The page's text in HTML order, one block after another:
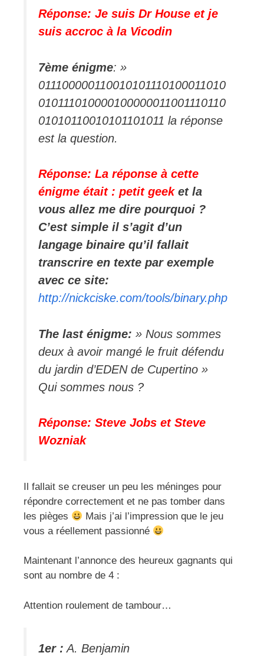
Réponse: Je suis Dr House et je
suis accroc à la Vicodin
7ème énigme: »
011100000110010101110100011010
010111010000100000011001110110
01010110010101101011 la réponse
est la question.
Réponse: La réponse à cette
énigme était : petit geek et la
vous allez me dire pourquoi ?
C’est simple il s’agit d’un
langage binaire qu’il fallait
transcrire en texte par exemple
avec ce site:
http://nickciske.com/tools/binary.php
The last énigme: » Nous sommes
deux à avoir mangé le fruit défendu
du jardin d’EDEN de Cupertino »
Qui sommes nous ?
Réponse: Steve Jobs et Steve
Wozniak
Il fallait se creuser un peu les méninges pour
répondre correctement et ne pas tomber dans
les pièges
Mais j’ai l’impression que le jeu
vous a réellement passionné
Maintenant l’annonce des heureux gagnants qui
sont au nombre de 4 :
Attention roulement de tambour…
1er : A. Benjamin